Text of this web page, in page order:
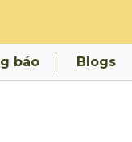
báo Blogs